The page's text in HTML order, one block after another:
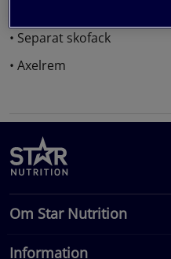
• Separat skofack
• Axelrem
Om Star Nutrition
Information